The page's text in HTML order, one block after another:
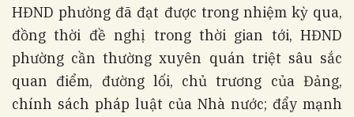
HĐND phường đã đạt được trong nhiệm kỳ qua,
đồng thời đề nghị trong thời gian tới, HĐND
phường cần thường xuyên quán triệt sâu sắc
quan điểm, đường lối, chủ trương của Đảng,
chính sách pháp luật của Nhà nước; đẩy mạnh